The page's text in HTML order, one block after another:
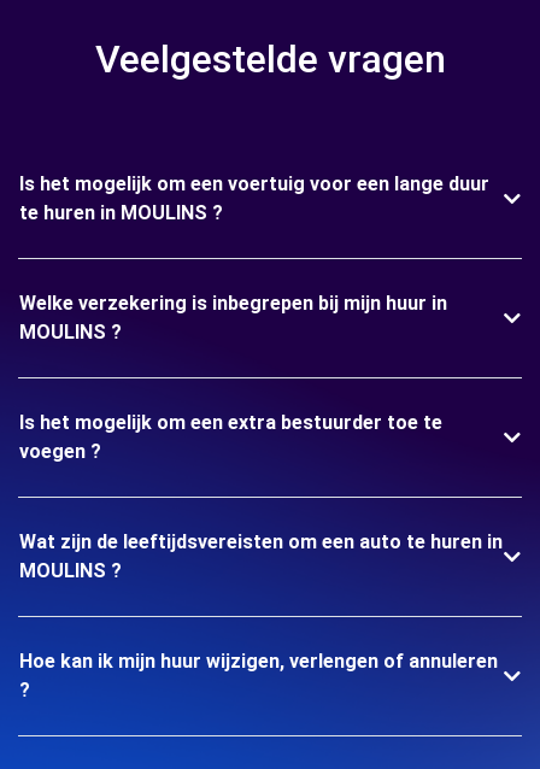
Veelgestelde vragen
Is het mogelijk om een voertuig voor een lange duur
te huren in MOULINS ?
Welke verzekering is inbegrepen bij mijn huur in
MOULINS ?
Is het mogelijk om een extra bestuurder toe te
voegen ?
Wat zijn de leeftijdsvereisten om een auto te huren in
MOULINS ?
Hoe kan ik mijn huur wijzigen, verlengen of annuleren
?